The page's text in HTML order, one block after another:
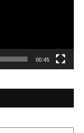
00:45